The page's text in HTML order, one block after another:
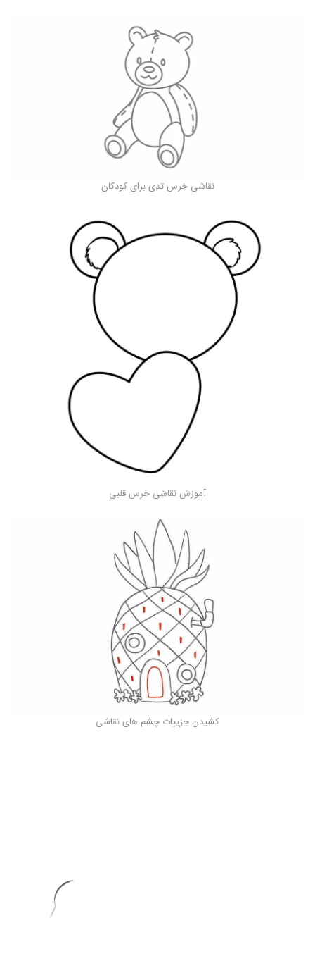
نقاشی خرس تدی برای کودکان
آموزش نقاشی خرس قلبی
کشیدن جزییات چشم های نقاشی